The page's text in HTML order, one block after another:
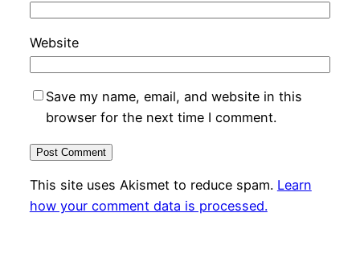
Website
Save my name, email, and website in this
browser for the next time I comment.
This site uses Akismet to reduce spam. Learn
how your comment data is processed.